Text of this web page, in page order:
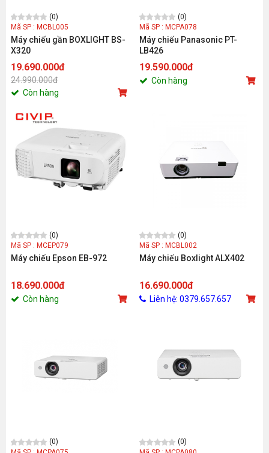
(0)
Mã SP : MCBL005
Máy chiếu gần BOXLIGHT BS-
X320
19.690.000đ
24.990.000đ
Còn hàng
(0)
Mã SP : MCPA078
Máy chiếu Panasonic PT-
LB426
19.590.000đ
Còn hàng
(0)
Mã SP : MCEP079
Máy chiếu Epson EB-972
18.690.000đ
Còn hàng
(0)
Mã SP : MCBL002
Máy chiếu Boxlight ALX402
16.690.000đ
Liên hệ: 0379.657.657
(0)
(0)